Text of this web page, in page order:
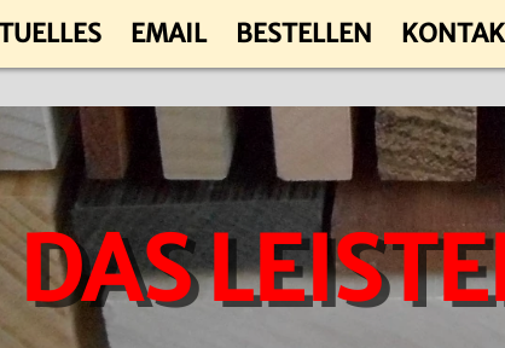
EMAIL BESTELLEN
DAS